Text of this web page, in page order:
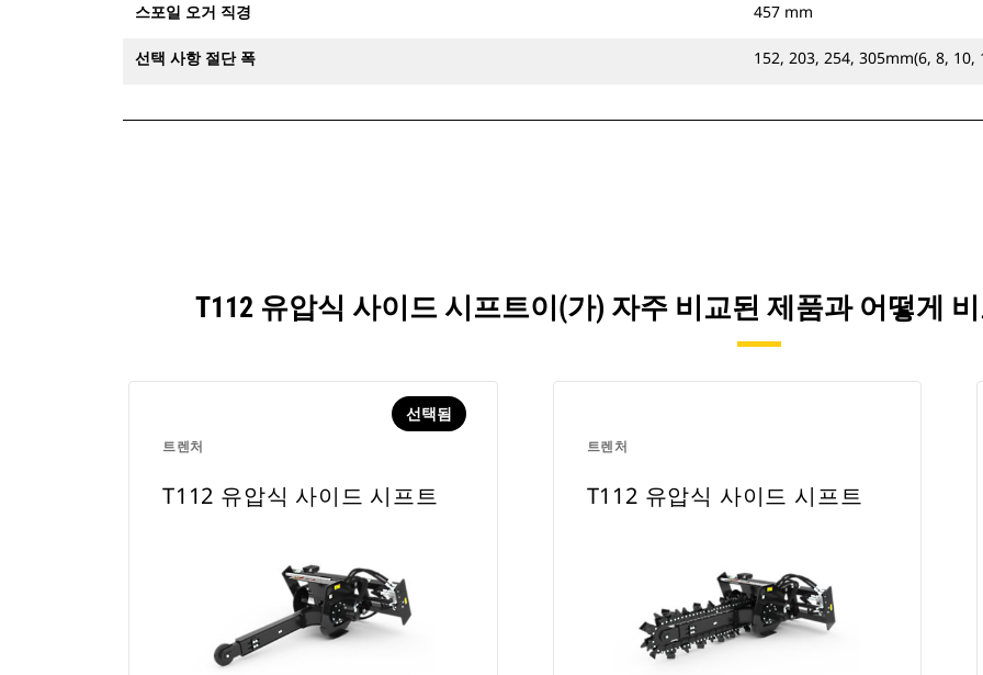
스포일 오거 직경 457 mm
선택 사항 절단 폭 152, 203, 254, 305mm(6, 8, 10,
T112 유압식 사이드 시프트이(가) 자주 비교된 제품과 어떻게
트렌처
선택됨
T112 유압식 사이드 시프트
트렌처
T112 유압식 사이드 시프트